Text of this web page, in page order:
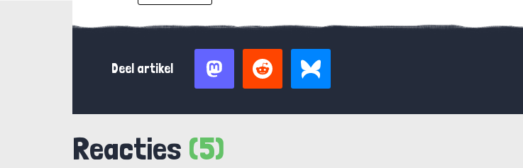
Deel artikel
Reacties (5)